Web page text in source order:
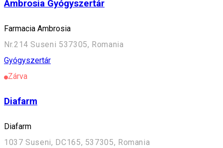
Ambrosia Gyógyszertár
Farmacia Ambrosia
Nr.214 Suseni 537305, Romania
Gyógyszertár
Zárva
Diafarm
Diafarm
1037 Suseni, DC165, 537305, Romania